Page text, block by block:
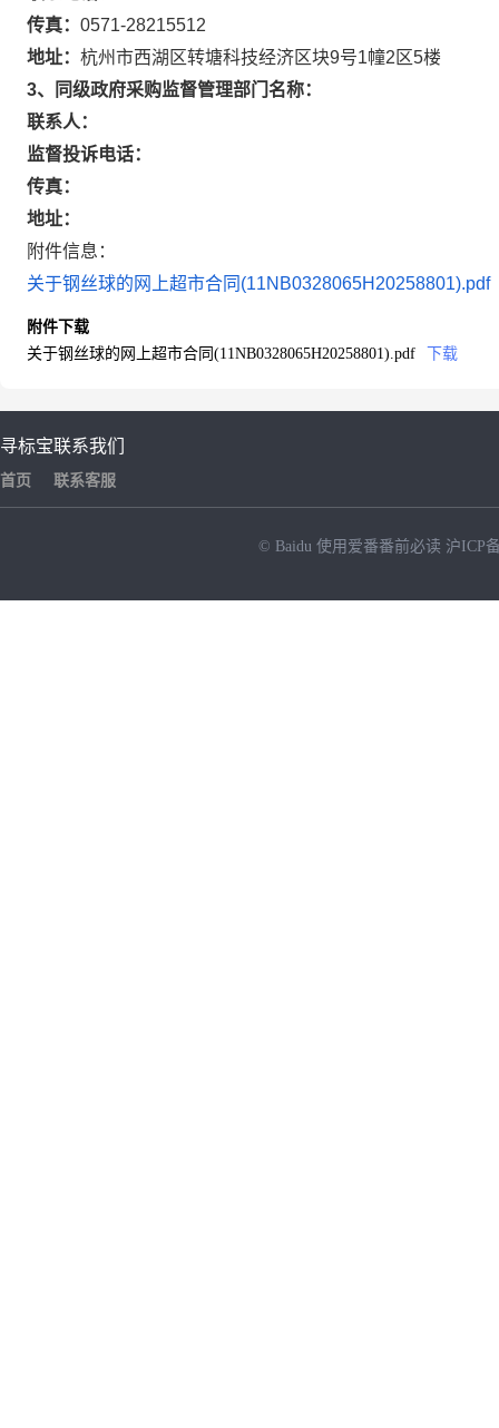
传真： 0571-28215512
地址： 杭州市西湖区转塘科技经济区块9号1幢2区5楼
3、同级政府采购监督管理部门名称：
联系人：
监督投诉电话：
传真：
地址：
附件信息：
关于钢丝球的网上超市合同(11NB0328065H20258801).pdf
附件下载
关于钢丝球的网上超市合同(11NB0328065H20258801).pdf
下载
寻标宝
首页
联系我们
联系客服
© Baidu 使用爱番番前必读 沪ICP